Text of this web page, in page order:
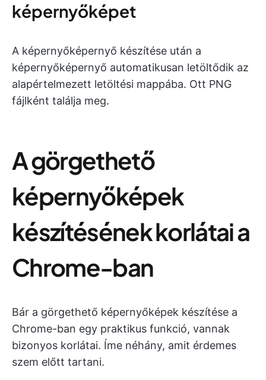
képernyőképet
A képernyőképernyő készítése után a
képernyőképernyő automatikusan letöltődik az
alapértelmezett letöltési mappába. Ott PNG
fájlként találja meg.
A görgethető
képernyőképek
készítésének korlátai a
Chrome-ban
Bár a görgethető képernyőképek készítése a
Chrome-ban egy praktikus funkció, vannak
bizonyos korlátai. Íme néhány, amit érdemes
szem előtt tartani.